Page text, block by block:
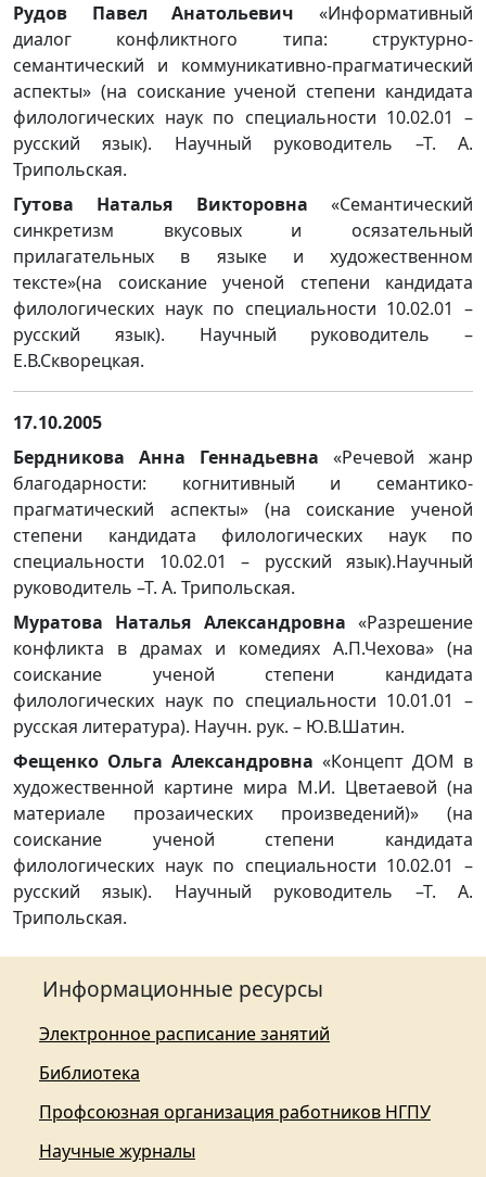
Рудов Павел Анатольевич «Информативный
диалог конфликтного типа: структурно-
семантический и коммуникативно-прагматический
аспекты» (на соискание ученой степени кандидата
филологических наук по специальности 10.02.01 –
русский язык). Научный руководитель –Т. А.
Трипольская.
Гутова Наталья Викторовна «Семантический
синкретизм вкусовых и осязательный
прилагательных в языке и художественном
тексте»(на соискание ученой степени кандидата
филологических наук по специальности 10.02.01 –
русский язык). Научный руководитель –
Е.В.Скворецкая.
17.10.2005
Бердникова Анна Геннадьевна «Речевой жанр
благодарности: когнитивный и семантико-
прагматический аспекты» (на соискание ученой
степени кандидата филологических наук по
специальности 10.02.01 – русский язык).Научный
руководитель –Т. А. Трипольская.
Муратова Наталья Александровна «Разрешение
конфликта в драмах и комедиях А.П.Чехова» (на
соискание ученой степени кандидата
филологических наук по специальности 10.01.01 –
русская литература). Научн. рук. – Ю.В.Шатин.
Фещенко Ольга Александровна «Концепт ДОМ в
художественной картине мира М.И. Цветаевой (на
материале прозаических произведений)» (на
соискание ученой степени кандидата
филологических наук по специальности 10.02.01 –
русский язык). Научный руководитель –Т. А.
Трипольская.
Информационные ресурсы
Электронное расписание занятий
Библиотека
Профсоюзная организация работников НГПУ
Научные журналы